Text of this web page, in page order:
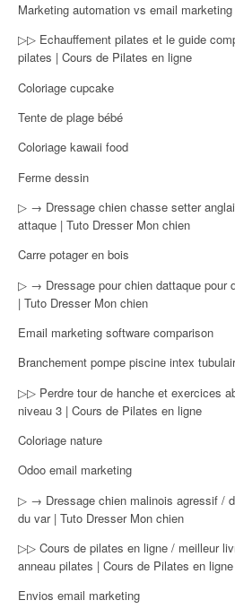
Marketing automation vs email marketing
▷▷ Echauffement pilates et le guide
pilates | Cours de Pilates en ligne
Coloriage cupcake
Tente de plage bébé
Coloriage kawaii food
Ferme dessin
▷ → Dressage chien chasse setter
attaque | Tuto Dresser Mon chien
Carre potager en bois
▷ → Dressage pour chien dattaque pour
| Tuto Dresser Mon chien
Email marketing software comparison
Branchement pompe piscine intex
▷▷ Perdre tour de hanche et exercices
niveau 3 | Cours de Pilates en ligne
Coloriage nature
Odoo email marketing
▷ → Dressage chien malinois agressif /
du var | Tuto Dresser Mon chien
▷▷ Cours de pilates en ligne / meilleur
anneau pilates | Cours de Pilates en ligne
Envios email marketing